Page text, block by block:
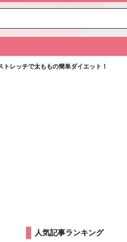
トレッチで太ももの簡単ダイエット！
人気記事ランキング